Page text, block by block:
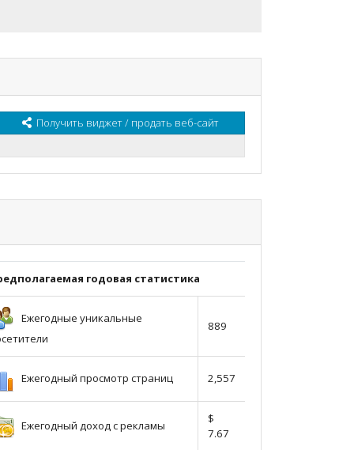
Получить виджет / продать веб-сайт
годовая статистика
Ежегодные уникальные
889
Ежегодный просмотр страниц 2,557
Ежегодный доход с рекламы
$
7.67